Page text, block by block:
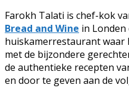
Farokh Talati is chef-kok
Bread and Wine in
huiskamerrestaurant waar
met de bijzondere
de authentieke recepten
en door te geven aan de